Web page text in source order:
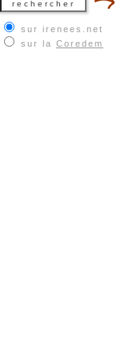
sur irenees.net
sur la Coredem